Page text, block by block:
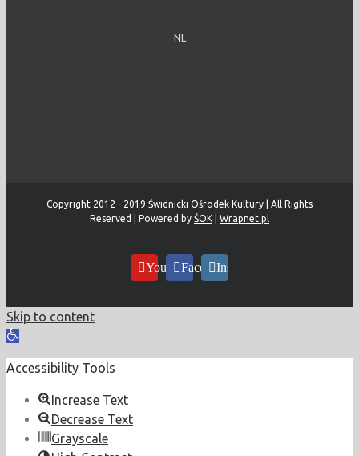
NL
Copyright 2012 - 2019 Świdnicki Ośrodek Kultury | All Rights
Reserved | Powered by ŚOK Wrapnet.pl
YouTubeFacebookInstagram
Skip to content
Open
Accessibility Tools
Increase Text
Decrease Text
Grayscale